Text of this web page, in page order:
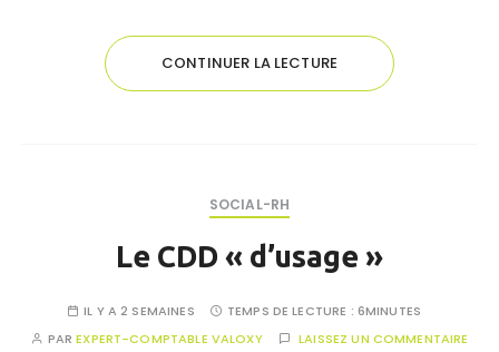
CONTINUER LA LECTURE
SOCIAL-RH
Le CDD « d’usage »
IL Y A 2 SEMAINES TEMPS DE LECTURE : 6MINUTES
PAREXPERT-COMPTABLE VALOXY LAISSEZ UN COMMENTAIRE